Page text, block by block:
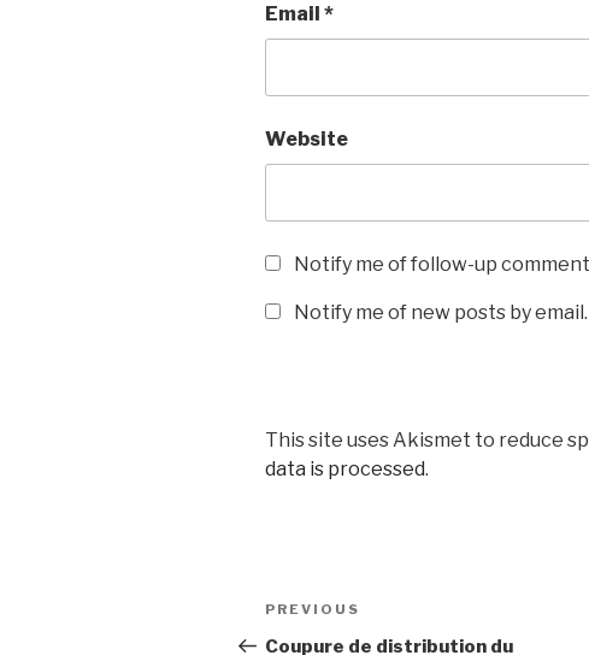
Email *
Website
Notify me of follow-up
Notify me of new posts by email.
This site uses Akismet to reduce
data is processed.
Post
navigation
Previous
Post
PREVIOUS
Coupure de distribution du